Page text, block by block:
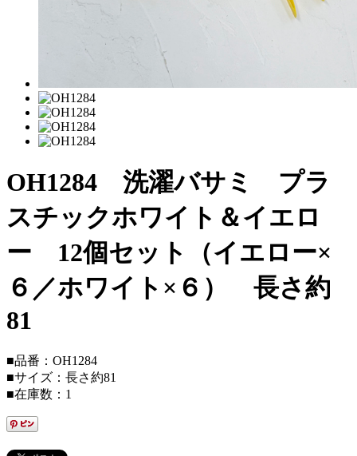
OH1284 洗濯バサミ プラ
スチックホワイト＆イエロ
ー 12個セット（イエロー×
６／ホワイト×６） 長さ約
81
■品番：OH1284
■サイズ：長さ約81
■在庫数：1